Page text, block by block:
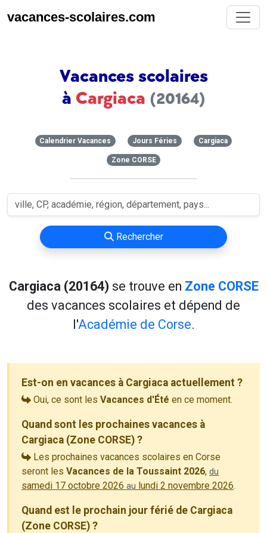
vacances-scolaires.com
Vacances scolaires
à Cargiaca (20164)
Calendrier Vacances Jours Féries Cargiaca
Zone CORSE
Rechercher
Cargiaca (20164) se trouve en Zone CORSE
des vacances scolaires et dépend de
l'Académie de Corse.
Est-on en vacances à Cargiaca actuellement ?
Oui, ce sont les Vacances d'Été en ce moment.
Quand sont les prochaines vacances à
Cargiaca (Zone CORSE) ?
Les prochaines vacances scolaires en Corse
seront les Vacances de la Toussaint 2026, du
samedi 17 octobre 2026 au lundi 2 novembre 2026.
Quand est le prochain jour férié de Cargiaca
(Zone CORSE) ?